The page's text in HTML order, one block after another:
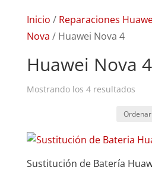
Inicio / Reparaciones
Nova / Huawei Nova 4
Huawei Nova 4
Mostrando los 4 resultados
bajo
Sustitución de Batería